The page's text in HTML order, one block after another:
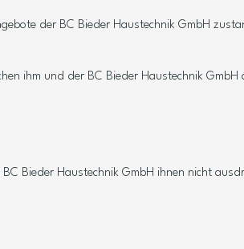
der BC Bieder Haustechnik GmbH
ihm und der BC Bieder Haustechnik GmbH
Bieder Haustechnik GmbH ihnen nicht